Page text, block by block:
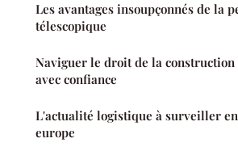
Les avantages insoupçonnés de la
télescopique
Naviguer le droit de la construction
avec confiance
L'actualité logistique à surveiller
europe